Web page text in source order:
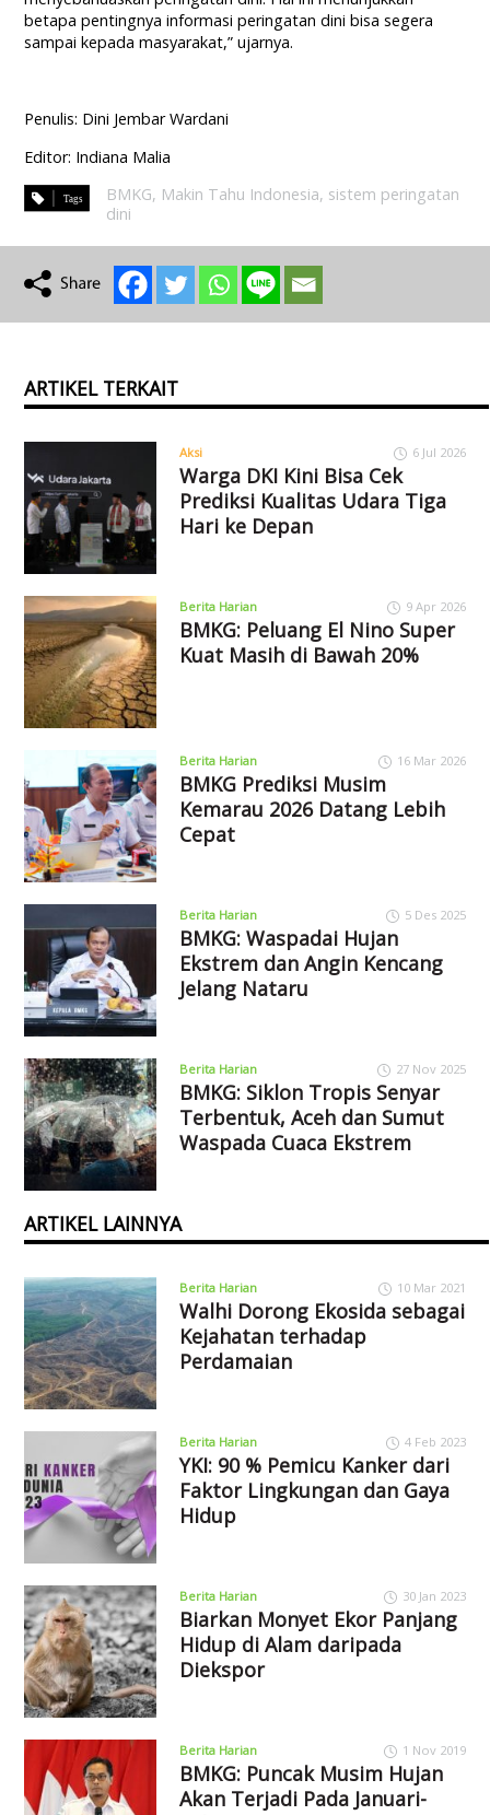
betapa pentingnya informasi peringatan dini bisa segera
sampai kepada masyarakat,” ujarnya.
Penulis: Dini Jembar Wardani
Editor: Indiana Malia
BMKG, Makin Tahu Indonesia, sistem peringatan
dini
ARTIKEL TERKAIT
Aksi 6 Jul 2026
Warga DKI Kini Bisa Cek
Prediksi Kualitas Udara Tiga
Hari ke Depan
Berita Harian 9 Apr 2026
BMKG: Peluang El Nino Super
Kuat Masih di Bawah 20%
Berita Harian 16 Mar 2026
BMKG Prediksi Musim
Kemarau 2026 Datang Lebih
Cepat
Berita Harian 5 Des 2025
BMKG: Waspadai Hujan
Ekstrem dan Angin Kencang
Jelang Nataru
Berita Harian 27 Nov 2025
BMKG: Siklon Tropis Senyar
Terbentuk, Aceh dan Sumut
Waspada Cuaca Ekstrem
ARTIKEL LAINNYA
Berita Harian 10 Mar 2021
Walhi Dorong Ekosida sebagai
Kejahatan terhadap
Perdamaian
Berita Harian 4 Feb 2023
YKI: 90 % Pemicu Kanker dari
Faktor Lingkungan dan Gaya
Hidup
Berita Harian 30 Jan 2023
Biarkan Monyet Ekor Panjang
Hidup di Alam daripada
Diekspor
Berita Harian 1 Nov 2019
BMKG: Puncak Musim Hujan
Akan Terjadi Pada Januari-